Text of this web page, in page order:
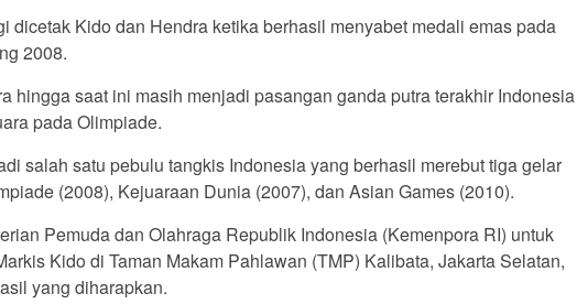
dicetak Kido dan Hendra ketika berhasil menyabet medali emas pada
2008.
hingga saat ini masih menjadi pasangan ganda putra terakhir Indonesia
pada Olimpiade.
salah satu pebulu tangkis Indonesia yang berhasil merebut tiga gelar
(2008), Kejuaraan Dunia (2007), dan Asian Games (2010).
Pemuda dan Olahraga Republik Indonesia (Kemenpora RI) untuk
Kido di Taman Makam Pahlawan (TMP) Kalibata, Jakarta Selatan,
yang diharapkan.